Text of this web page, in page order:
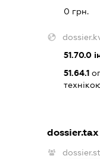
0 грн.
51.70.0
51.64.1
dossier.tax